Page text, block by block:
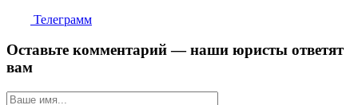
Телеграмм
Оставьте комментарий — наши юристы ответят
вам